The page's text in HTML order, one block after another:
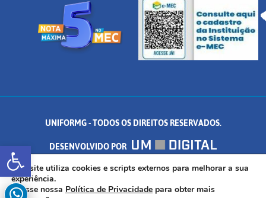
Abrir a barra de ferramentas
UNIFORMG - TODOS OS DIREITOS RESERVADOS.
DESENVOLVIDO POR
AV. DR. ARNALDO DE SENNA, 328 - PALMEIRAS, FORMIGA/MG - CEP:
35.574.530
Este site utiliza cookies e scripts externos para melhorar a sua
experiência.
Acesse nossa Política de Privacidade para obter mais